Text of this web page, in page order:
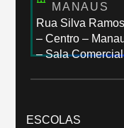
MANAUS
Rua Silva
– Centro –
– Sala
ESCOLAS